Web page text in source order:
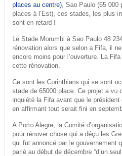
places au centre), Sao Paulo (65 000
places à l’Est), ces stades, les plus
sont en retard !
Le Stade Morumbi à Sao Paulo 48
rénovation alors que selon a Fifa, il
encore moins pour l’ouverture. La
cette rénovation.
Ce sont les Corinthians qui se sont
stade de 65000 place. Ce projet a vu
inquiété la Fifa avant que le
en affirmant tout serait fini en
A Porto Alegre, la Comité
pour rénover chose qui a déçu les
qui fut annoncé par le gouvernement
parlé au début de décembre “d’un